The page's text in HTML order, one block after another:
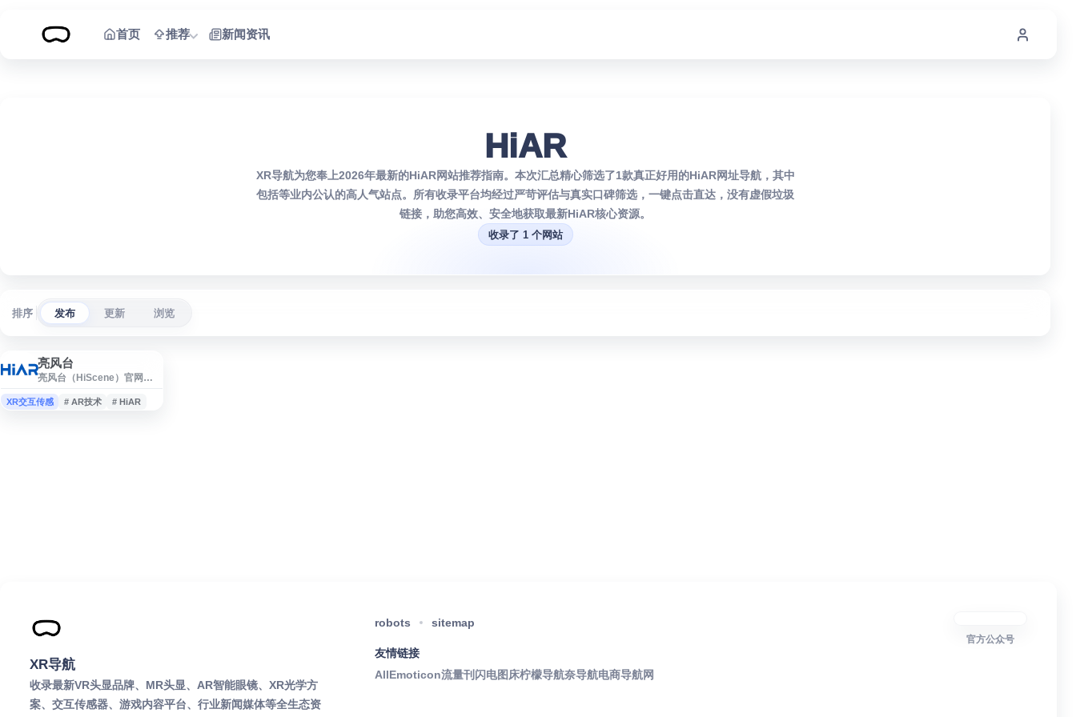
首页
推荐 新闻资讯
HiAR
XR导航为您奉上2026年最新的HiAR网站推荐指南。本次汇总精心筛选了1款真正好用的HiAR网址导航，其中
包括等业内公认的高人气站点。所有收录平台均经过严苛评估与真实口碑筛选，一键点击直达，没有虚假垃圾
链接，助您高效、安全地获取最新HiAR核心资源。
收录了 1 个网站
排序 发布 更新 浏览
亮风台
亮风台（HiScene）官网展
机交互领域的技术、产品和
解决方案信息。网站内容涵
XR交互传感 # AR技术 # HiAR
XR导航
收录最新VR头显品牌、MR头显、AR智能眼镜、XR光学方
案、交互传感器、游戏内容平台、行业新闻媒体等全生态资
robots sitemap
友情链接
AllEmoticon流量刊 闪电图床柠檬导航奈导航电商导航网
官方公众号